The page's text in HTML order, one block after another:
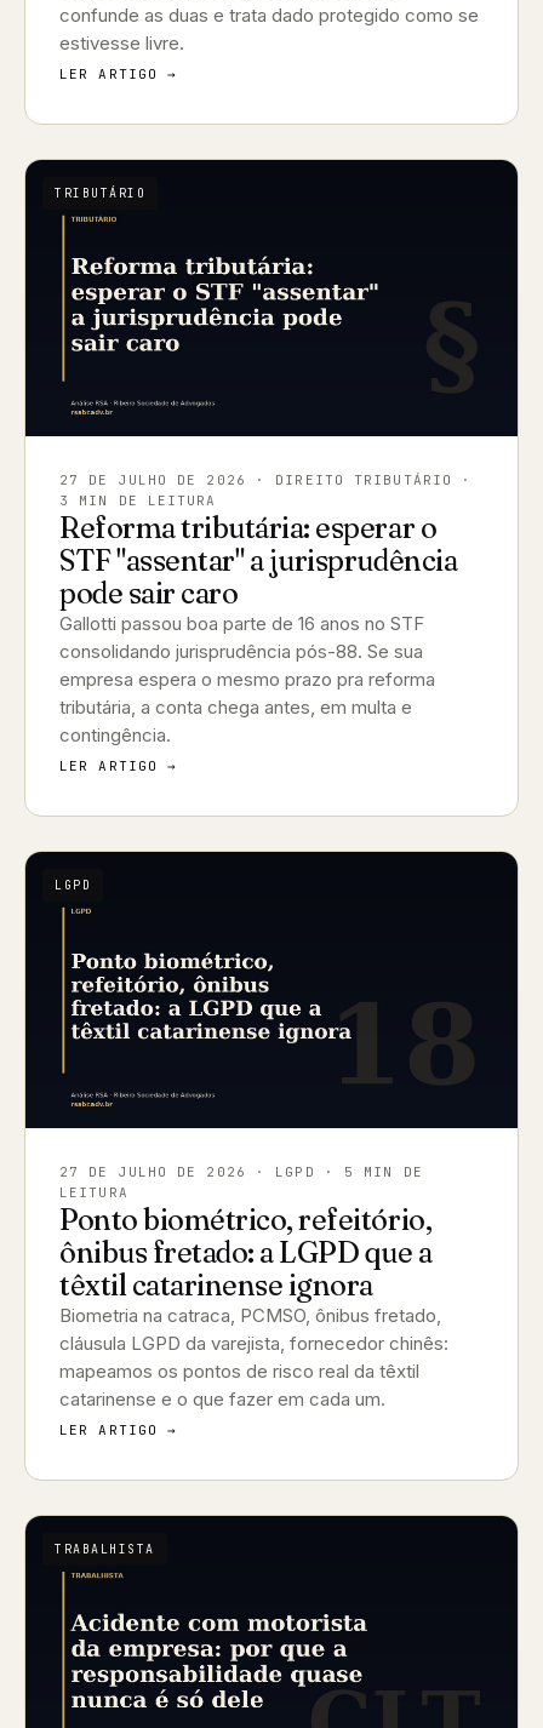
confunde as duas e trata dado protegido como se
estivesse livre.
LER ARTIGO →
TRIBUTÁRIO
27 DE JULHO DE 2026
· DIREITO TRIBUTÁRIO ·
3 MIN DE LEITURA
Reforma tributária: esperar o
STF "assentar" a jurisprudência
pode sair caro
Gallotti passou boa parte de 16 anos no STF
consolidando jurisprudência pós-88. Se sua
empresa espera o mesmo prazo pra reforma
tributária, a conta chega antes, em multa e
contingência.
LER ARTIGO →
LGPD
27 DE JULHO DE 2026
· LGPD · 5 MIN DE
LEITURA
Ponto biométrico, refeitório,
ônibus fretado: a LGPD que a
têxtil catarinense ignora
Biometria na catraca, PCMSO, ônibus fretado,
cláusula LGPD da varejista, fornecedor chinês:
mapeamos os pontos de risco real da têxtil
catarinense e o que fazer em cada um.
LER ARTIGO →
TRABALHISTA